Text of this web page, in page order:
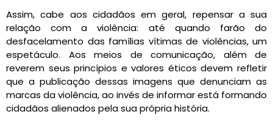
Assim, cabe aos cidadãos em geral, repensar a sua
relação com a violência: até quando farão do
desfacelamento das famílias vítimas de violências, um
espetáculo. Aos meios de comunicação, além de
reverem seus princípios e valores éticos devem refletir
que a publicação dessas imagens que denunciam as
marcas da violência, ao invés de informar está formando
cidadãos alienados pela sua própria história.